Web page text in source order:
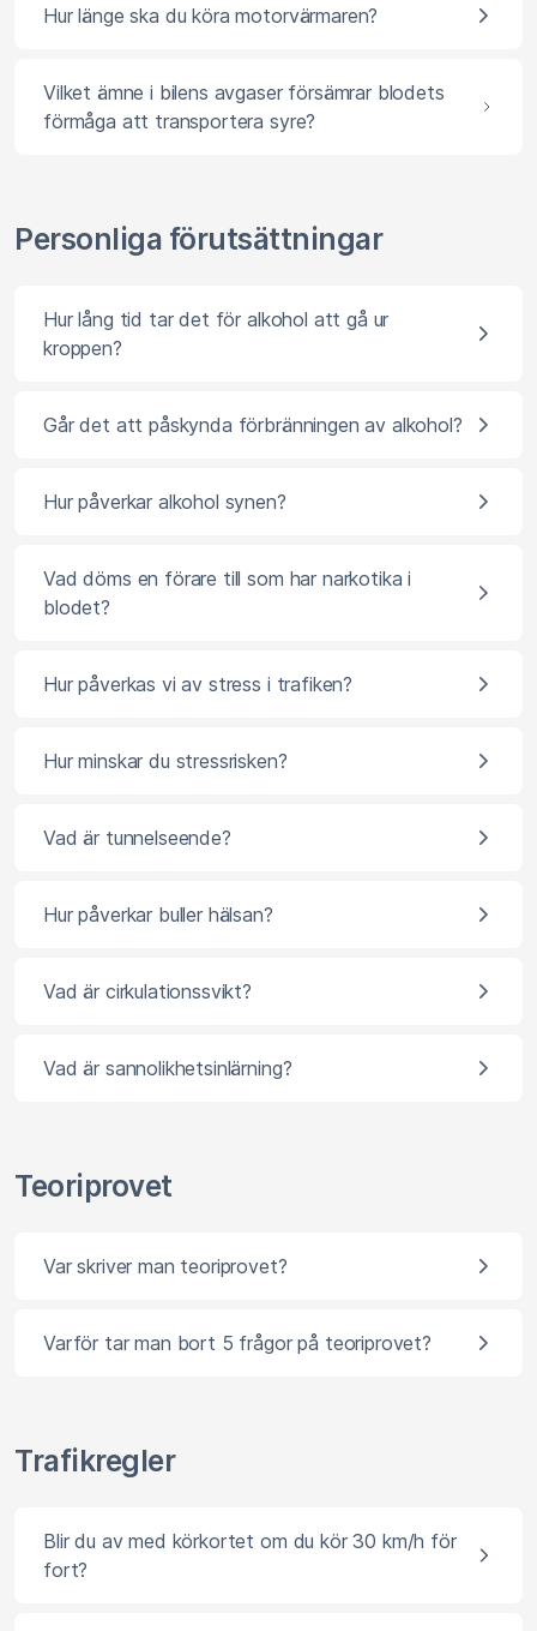
Hur länge ska du köra motorvärmaren?
Vilket ämne i bilens avgaser försämrar blodets
förmåga att transportera syre?
Personliga förutsättningar
Hur lång tid tar det för alkohol att gå ur
kroppen?
Går det att påskynda förbränningen av alkohol?
Hur påverkar alkohol synen?
Vad döms en förare till som har narkotika i
blodet?
Hur påverkas vi av stress i trafiken?
Hur minskar du stressrisken?
Vad är tunnelseende?
Hur påverkar buller hälsan?
Vad är cirkulationssvikt?
Vad är sannolikhetsinlärning?
Teoriprovet
Var skriver man teoriprovet?
Varför tar man bort 5 frågor på teoriprovet?
Trafikregler
Blir du av med körkortet om du kör 30 km/h för
fort?